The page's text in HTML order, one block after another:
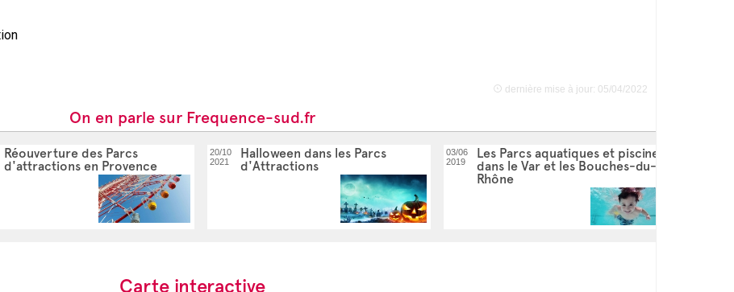
dernière mise à jour: 05/04/2022
On en parle sur Frequence-sud.fr
Réouverture des Parcs
d'attractions en Provence
20/10
2021
Halloween dans les Parcs
d'Attractions
03/06
2019
Les Parcs aquatiques et piscines
dans le Var et les Bouches-du-
Rhône
Carte interactive